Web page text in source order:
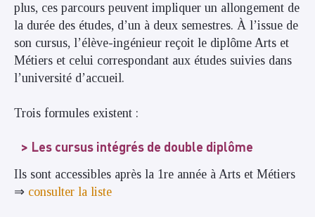
plus, ces parcours peuvent impliquer un allongement de
la durée des études, d’un à deux semestres. À l’issue de
son cursus, l’élève-ingénieur reçoit le diplôme Arts et
Métiers et celui correspondant aux études suivies dans
l’université d’accueil.
Trois formules existent :
Les cursus intégrés de double diplôme
Ils sont accessibles après la 1re année à Arts et Métiers
⇒ consulter la liste